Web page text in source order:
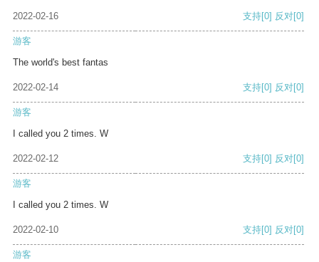
2022-02-16 支持[0] 反对[0]
游客
The world's best fantas
2022-02-14 支持[0] 反对[0]
游客
I called you 2 times. W
2022-02-12 支持[0] 反对[0]
游客
I called you 2 times. W
2022-02-10 支持[0] 反对[0]
游客